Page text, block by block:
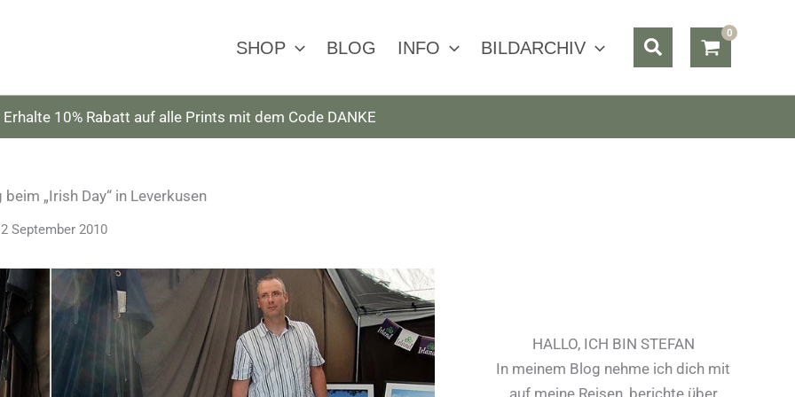
SHOP BLOG INFO BILDARCHIV Suchen
Erhalte 10% Rabatt auf alle Prints mit dem Code DANKE
„Irish Day“ in Leverkusen
September 2010
HALLO, ICH BIN STEFAN
In meinem Blog nehme ich dich mit
auf meine Reisen, berichte über